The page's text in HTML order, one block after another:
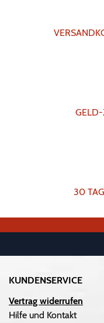
30
KUNDENSERVICE
Vertrag widerrufen
Hilfe und Kontakt